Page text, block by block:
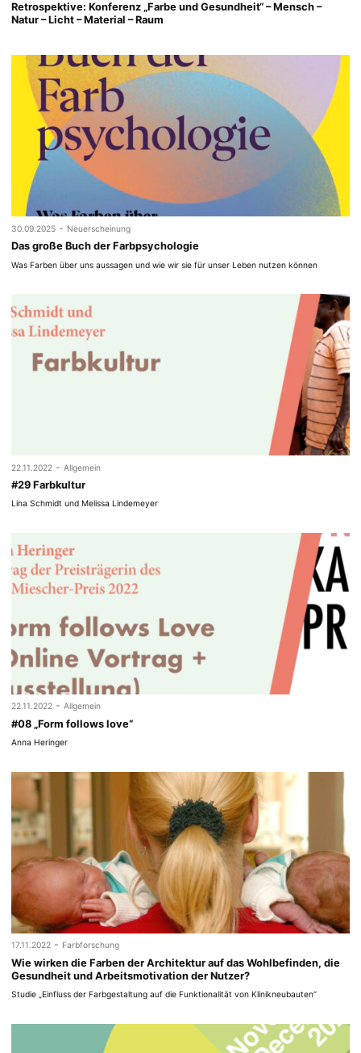
Retrospektive: Konferenz „Farbe und Gesundheit“ – Mensch –
Natur – Licht – Material – Raum
30.09.2025 - Neuerscheinung
Das große Buch der Farbpsychologie
Was Farben über uns aussagen und wie wir sie für unser Leben nutzen können
22.11.2022 - Allgemein
#29 Farbkultur
Lina Schmidt und Melissa Lindemeyer
22.11.2022 - Allgemein
#08 „Form follows love“
Anna Heringer
17.11.2022 - Farbforschung
Wie wirken die Farben der Architektur auf das Wohlbefinden, die
Gesundheit und Arbeitsmotivation der Nutzer?
Studie „Einfluss der Farbgestaltung auf die Funktionalität von Klinikneubauten“